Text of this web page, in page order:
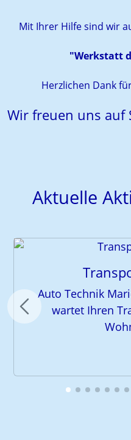
Mit Ihrer Hilfe sind wir
"Werkstatt
Herzlichen Dank
Wir freuen uns auf
Aktuelle
Auto Technik
wartet Ihren